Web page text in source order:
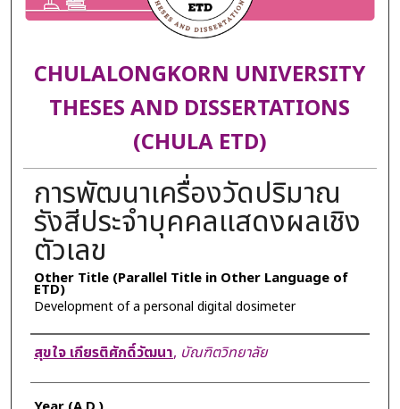
CHULALONGKORN UNIVERSITY
THESES AND DISSERTATIONS
(CHULA ETD)
การพัฒนาเครื่องวัดปริมาณ
รังสีประจำบุคคลแสดงผลเชิง
ตัวเลข
Other Title (Parallel Title in Other Language of
ETD)
Development of a personal digital dosimeter
Author
สุขใจ เกียรติศักดิ์วัฒนา, บัณฑิตวิทยาลัย